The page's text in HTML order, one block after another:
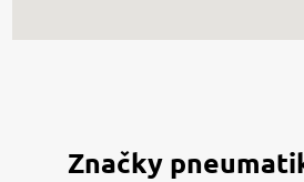
Značky